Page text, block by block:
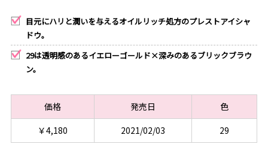
目元にハリと潤いを与えるオイルリッチ処方のプレストアイシャ
ドウ。
29は透明感のあるイエローゴールド×深みのあるブリックブラウ
ン。
価格 発売日
色
￥4,180
2021/02/03 29